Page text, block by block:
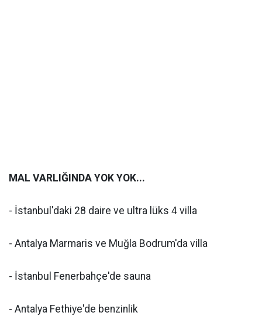
MAL VARLIĞINDA YOK YOK...
- İstanbul'daki 28 daire ve ultra lüks 4 villa
- Antalya Marmaris ve Muğla Bodrum'da villa
- İstanbul Fenerbahçe'de sauna
- Antalya Fethiye'de benzinlik